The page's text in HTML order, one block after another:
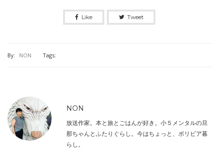
Like Tweet
By: NON Tags:
NON
放送作家。本と旅とごはんが好き。小５メンタルの旦
那ちゃんとふたりぐらし。今はちょっと、ボリビア暮
らし。